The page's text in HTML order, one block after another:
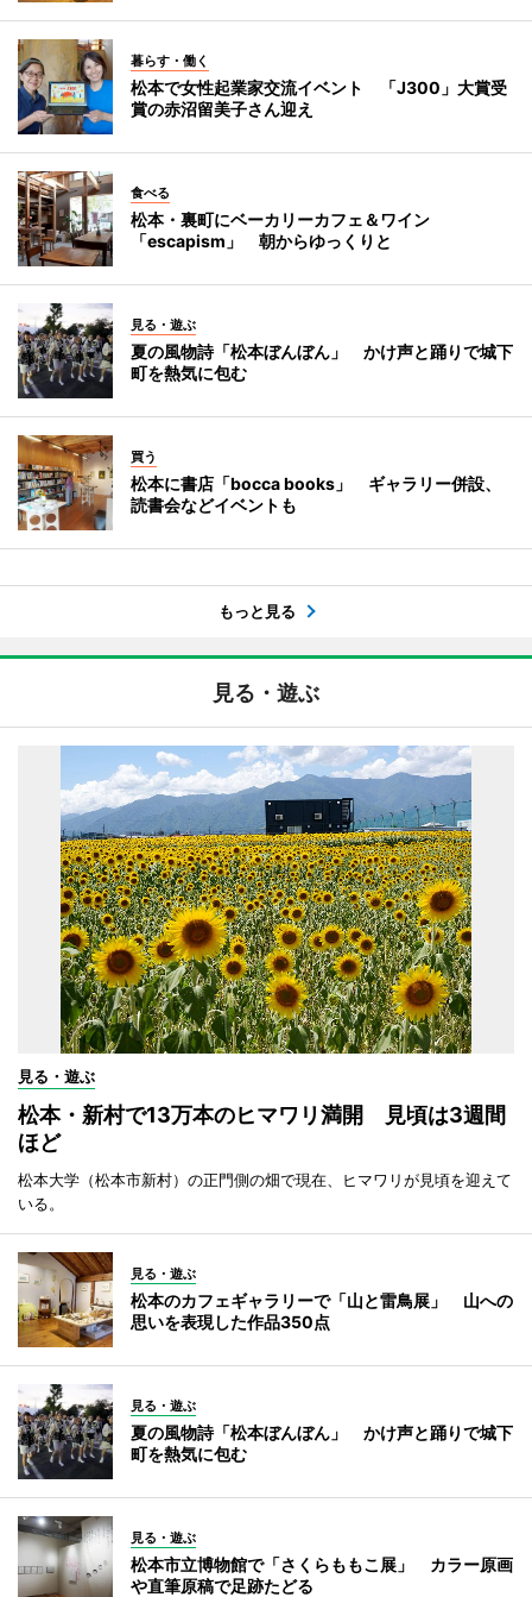
暮らす・働く
松本で女性起業家交流イベント 「J300」大賞受
賞の赤沼留美子さん迎え
食べる
松本・裏町にベーカリーカフェ＆ワイン
「escapism」 朝からゆっくりと
見る・遊ぶ
夏の風物詩「松本ぼんぼん」 かけ声と踊りで城下
町を熱気に包む
買う
松本に書店「bocca books」 ギャラリー併設、
読書会などイベントも
もっと見る
見る・遊ぶ
見る・遊ぶ
松本・新村で13万本のヒマワリ満開 見頃は3週間
ほど
松本大学（松本市新村）の正門側の畑で現在、ヒマワリが見頃を迎えて
いる。
見る・遊ぶ
松本のカフェギャラリーで「山と雷鳥展」 山への
思いを表現した作品350点
見る・遊ぶ
夏の風物詩「松本ぼんぼん」 かけ声と踊りで城下
町を熱気に包む
見る・遊ぶ
松本市立博物館で「さくらももこ展」 カラー原画
や直筆原稿で足跡たどる